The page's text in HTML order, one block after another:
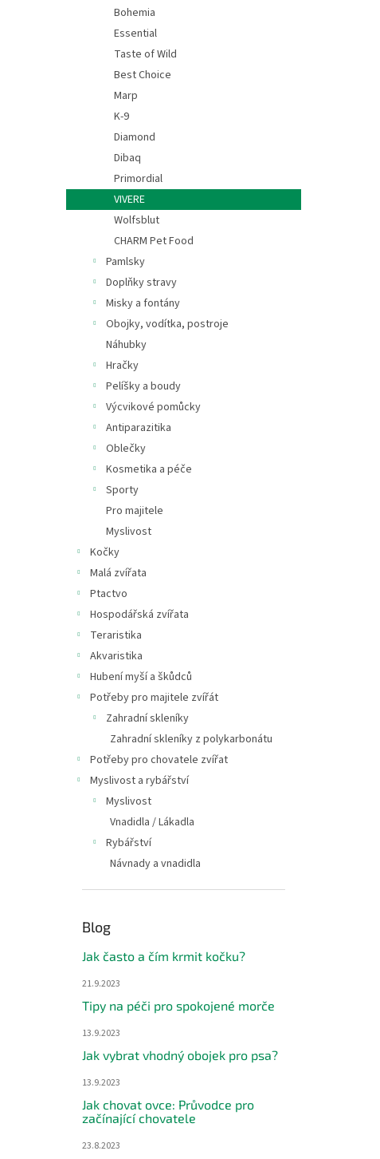
Bohemia
Essential
Taste of Wild
Best Choice
Marp
K-9
Diamond
Dibaq
Primordial
VIVERE
Wolfsblut
CHARM Pet Food
Pamlsky
Doplňky stravy
Misky a fontány
Obojky, vodítka, postroje
Náhubky
Hračky
Pelíšky a boudy
Výcvikové pomůcky
Antiparazitika
Oblečky
Kosmetika a péče
Sporty
Pro majitele
Myslivost
Kočky
Malá zvířata
Ptactvo
Hospodářská zvířata
Teraristika
Akvaristika
Hubení myší a škůdců
Potřeby pro majitele zvířát
Zahradní skleníky
Zahradní skleníky z polykarbonátu
Potřeby pro chovatele zvířat
Myslivost a rybářství
Myslivost
Vnadidla / Lákadla
Rybářství
Návnady a vnadidla
Blog
Jak často a čím krmit kočku?
21.9.2023
Tipy na péči pro spokojené morče
13.9.2023
Jak vybrat vhodný obojek pro psa?
13.9.2023
Jak chovat ovce: Průvodce pro
začínající chovatele
23.8.2023